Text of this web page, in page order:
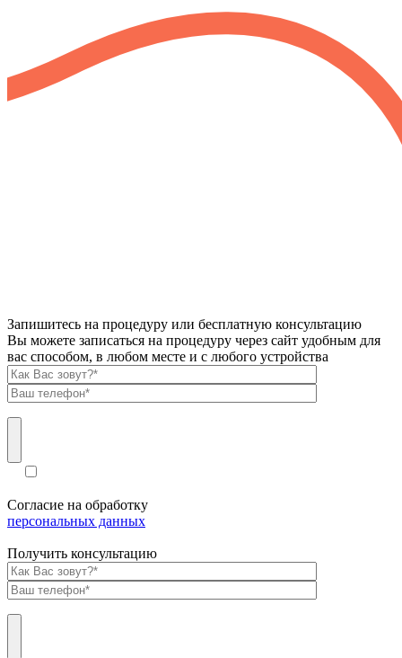
Запишитесь на процедуру или бесплатную консультацию
Вы можете записаться на процедуру через сайт удобным для
вас способом, в любом месте и с любого устройства
Согласие на обработку
персональных данных
Получить консультацию